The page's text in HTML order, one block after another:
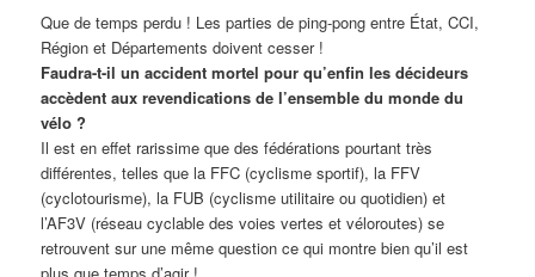
Que de temps perdu ! Les parties de ping-pong entre État, CCI,
Région et Départements doivent cesser !
Faudra-t-il un accident mortel pour qu’enfin les décideurs
accèdent aux revendications de l’ensemble du monde du
vélo ?
Il est en effet rarissime que des fédérations pourtant très
différentes, telles que la FFC (cyclisme sportif), la FFV
(cyclotourisme), la FUB (cyclisme utilitaire ou quotidien) et
l’AF3V (réseau cyclable des voies vertes et véloroutes) se
retrouvent sur une même question ce qui montre bien qu’il est
plus que temps d’agir !